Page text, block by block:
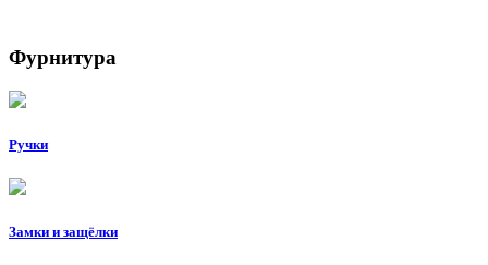
Фурнитура
Ручки
Замки и защёлки